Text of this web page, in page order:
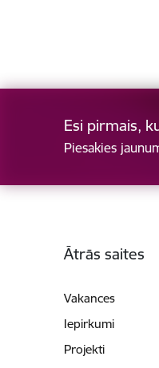
Esi pirmais,
Piesakies
Ātrās saites
Vakances
Iepirkumi
Projekti